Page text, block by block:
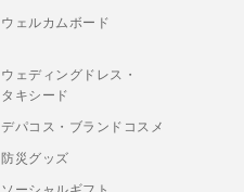
ウェルカムボード
ウェディングドレス・
タキシード
デパコス・ブランドコスメ
防災グッズ